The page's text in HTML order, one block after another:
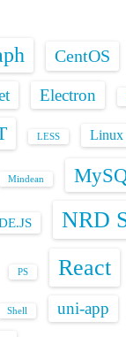
CentOS
Electron
LESS Linux
Mindean
NRD
PS React
Shell uni-app